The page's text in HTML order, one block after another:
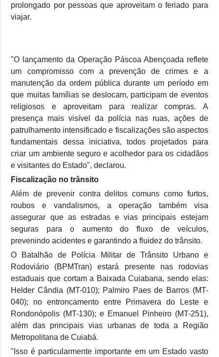
prolongado por pessoas que aproveitam o feriado para
viajar.
"O lançamento da Operação Páscoa Abençoada reflete
um compromisso com a prevenção de crimes e a
manutenção da ordem pública durante um período em
que muitas famílias se deslocam, participam de eventos
religiosos e aproveitam para realizar compras. A
presença mais visível da polícia nas ruas, ações de
patrulhamento intensificado e fiscalizações são aspectos
fundamentais dessa iniciativa, todos projetados para
criar um ambiente seguro e acolhedor para os cidadãos
e visitantes do Estado", declarou.
Fiscalização no trânsito
Além de prevenir contra delitos comuns como furtos,
roubos e vandalismos, a operação também visa
assegurar que as estradas e vias principais estejam
seguras para o aumento do fluxo de veículos,
prevenindo acidentes e garantindo a fluidez do trânsito.
O Batalhão de Polícia Militar de Trânsito Urbano e
Rodoviário (BPMTran) estará presente nas rodovias
estaduais que cortam a Baixada Cuiabana, sendo elas:
Helder Cândia (MT-010); Palmiro Paes de Barros (MT-
040); no entroncamento entre Primavera do Leste e
Rondonópolis (MT-130); e Emanuel Pinheiro (MT-251),
além das principais vias urbanas de toda a Região
Metropolitana de Cuiabá.
"Isso é particularmente importante em um Estado vasto